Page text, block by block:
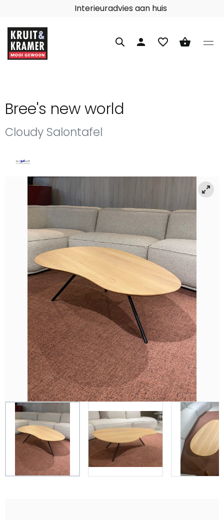
Interieuradvies aan huis
person favorite_border shopping_basket
Bree's new world
Cloudy Salontafel